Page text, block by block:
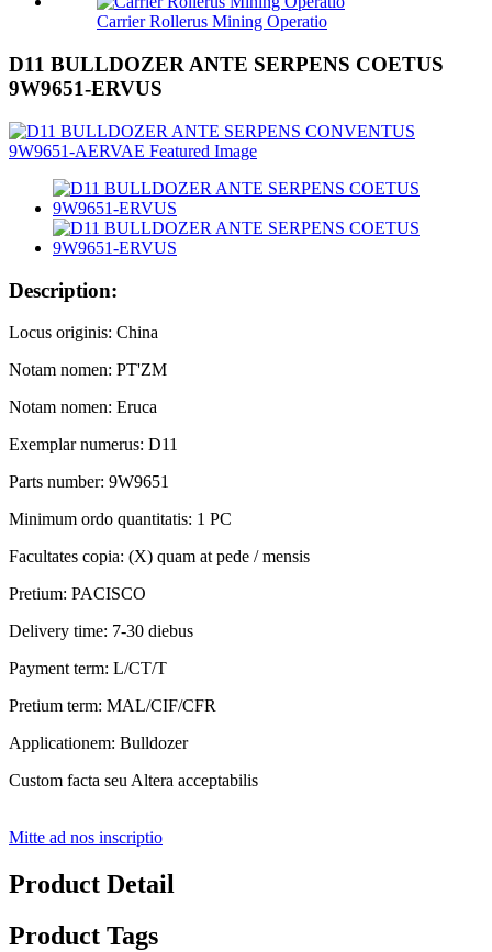
Carrier Rollerus Mining Operatio
D11 BULLDOZER ANTE SERPENS COETUS
9W9651-ERVUS
Description:
Locus originis: China
Notam nomen: PT'ZM
Notam nomen: Eruca
Exemplar numerus: D11
Parts number: 9W9651
Minimum ordo quantitatis: 1 PC
Facultates copia: (X) quam at pede / mensis
Pretium: PACISCO
Delivery time: 7-30 diebus
Payment term: L/CT/T
Pretium term: MAL/CIF/CFR
Applicationem: Bulldozer
Custom facta seu Altera acceptabilis
Mitte ad nos inscriptio
Product Detail
Product Tags